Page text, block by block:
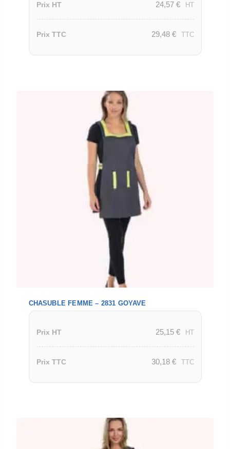
Prix HT 24,57 € HT
Prix TTC 29,48 € TTC
CHASUBLE FEMME – 2831 GOYAVE
Prix HT 25,15 € HT
Prix TTC 30,18 € TTC